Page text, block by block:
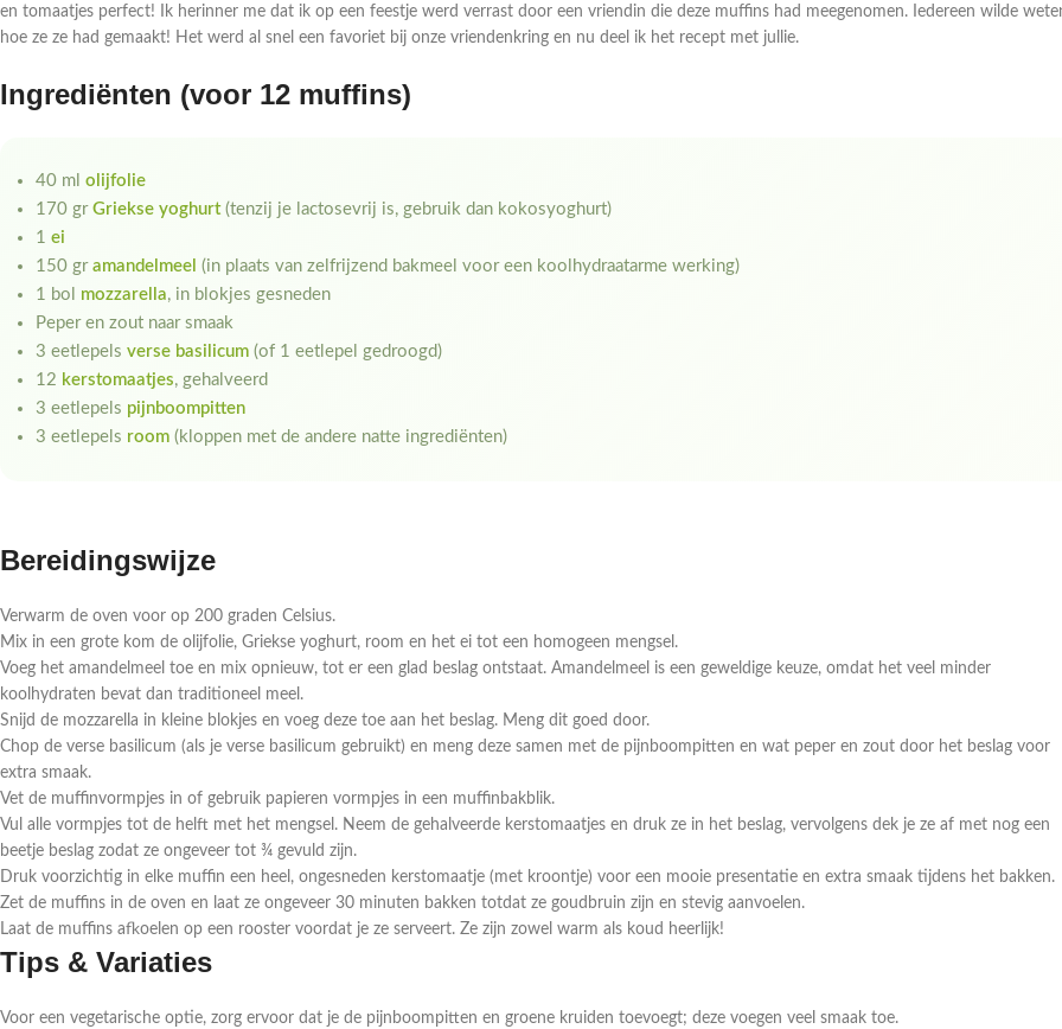
en tomaatjes perfect! Ik herinner me dat ik op een feestje werd verrast door een vriendin die deze muffins had meegenomen. Iedereen wilde
hoe ze ze had gemaakt! Het werd al snel een favoriet bij onze vriendenkring en nu deel ik het recept met jullie.
Ingrediënten (voor 12 muffins)
40 ml olijfolie
170 gr Griekse yoghurt(tenzij je lactosevrij is, gebruik dan kokosyoghurt)
1 ei
150 gr amandelmeel (in plaats van zelfrijzend bakmeel voor een koolhydraatarme werking)
1 bol mozzarella, in blokjes gesneden
Peper en zout naar smaak
3 eetlepels verse basilicum (of 1 eetlepel gedroogd)
12 kerstomaatjes, gehalveerd
3 eetlepels pijnboompitten
3 eetlepels room (kloppen met de andere natte ingrediënten)
Bereidingswijze
Verwarm de oven voor op 200 graden Celsius.
Mix in een grote kom de olijfolie, Griekse yoghurt, room en het ei tot een homogeen mengsel.
Voeg het amandelmeel toe en mix opnieuw, tot er een glad beslag ontstaat. Amandelmeel is een geweldige keuze, omdat het veel minder
koolhydraten bevat dan traditioneel meel.
Snijd de mozzarella in kleine blokjes en voeg deze toe aan het beslag. Meng dit goed door.
Chop de verse basilicum (als je verse basilicum gebruikt) en meng deze samen met de pijnboompitten en wat peper en zout door het beslag voor
extra smaak.
Vet de muffinvormpjes in of gebruik papieren vormpjes in een muffinbakblik.
Vul alle vormpjes tot de helft met het mengsel. Neem de gehalveerde kerstomaatjes en druk ze in het beslag, vervolgens dek je ze af met nog een
beetje beslag zodat ze ongeveer tot ¾ gevuld zijn.
Druk voorzichtig in elke muffin een heel, ongesneden kerstomaatje (met kroontje) voor een mooie presentatie en extra smaak tijdens het bakken.
Zet de muffins in de oven en laat ze ongeveer 30 minuten bakken totdat ze goudbruin zijn en stevig aanvoelen.
Laat de muffins afkoelen op een rooster voordat je ze serveert. Ze zijn zowel warm als koud heerlijk!
Tips & Variaties
Voor een vegetarische optie, zorg ervoor dat je de pijnboompitten en groene kruiden toevoegt; deze voegen veel smaak toe.